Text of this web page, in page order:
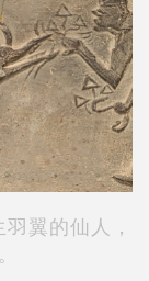
翼的仙人，